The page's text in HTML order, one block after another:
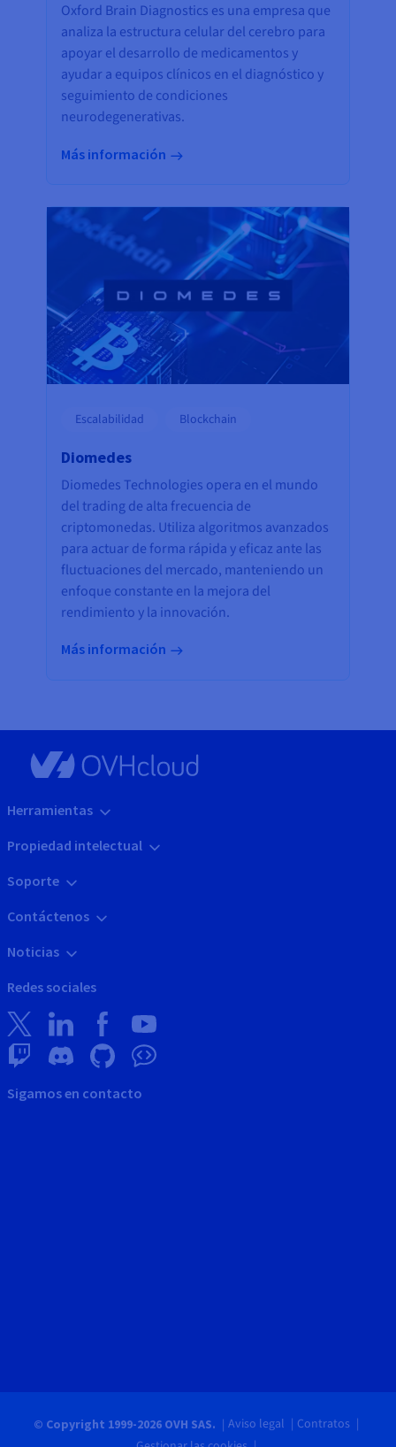
Oxford Brain Diagnostics es una empresa que
analiza la estructura celular del cerebro para
apoyar el desarrollo de medicamentos y
ayudar a equipos clínicos en el diagnóstico y
seguimiento de condiciones
neurodegenerativas.
Más información
Escalabilidad Blockchain
Diomedes
Diomedes Technologies opera en el mundo
del trading de alta frecuencia de
criptomonedas. Utiliza algoritmos avanzados
para actuar de forma rápida y eficaz ante las
fluctuaciones del mercado, manteniendo un
enfoque constante en la mejora del
rendimiento y la innovación.
Más información
Herramientas
Propiedad intelectual
Soporte
Contáctenos
Noticias
Redes sociales
Sigamos en contacto
© Copyright 1999-2026 OVH SAS. Aviso legal
Contratos